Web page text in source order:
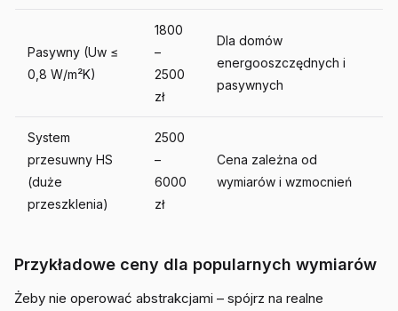
Pasywny (Uw ≤
0,8 W/m²K)
1800
–
2500
zł
Dla domów
energooszczędnych i
pasywnych
System
przesuwny HS
(duże
przeszklenia)
2500
–
6000
zł
Cena zależna od
wymiarów i wzmocnień
Przykładowe ceny dla popularnych wymiarów
Żeby nie operować abstrakcjami – spójrz na realne